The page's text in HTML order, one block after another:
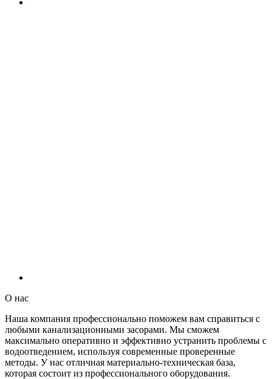
О нас
Наша компания профессионально поможем вам справиться с
любыми канализационными засорами. Мы сможем
максимально оперативно и эффективно устранить проблемы с
водоотведением, используя современные проверенные
методы. У нас отличная материально-техническая база,
которая состоит из профессионального оборудования.